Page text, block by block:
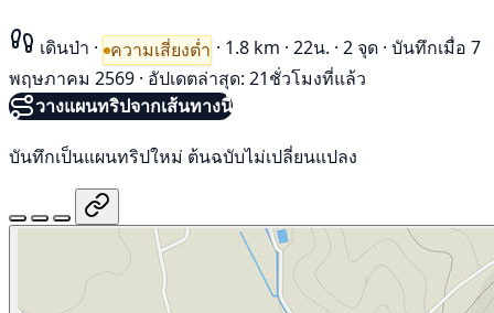
เดินป่า · ความเสี่ยงต่ำ · 1.8 km · 22น. · 2 จุด · บันทึกเมื่อ 7
พฤษภาคม 2569 · อัปเดตล่าสุด: 21ชั่วโมงที่แล้ว
วางแผนทริปจากเส้นทางนี้
บันทึกเป็นแผนทริปใหม่ ต้นฉบับไม่เปลี่ยนแปลง